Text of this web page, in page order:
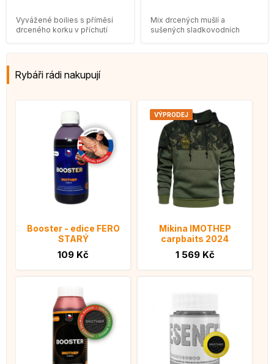
Vyvážené boilies s příměsí
drceného korku v příchutí
Mix drcených mušlí a
sušených sladkovodních
Rybáři rádi nakupují
Booster - edice FERO
STARÝ
109 Kč
VÝPRODEJ
Mikina IMOTHEP
carpbaits 2024
1 569 Kč